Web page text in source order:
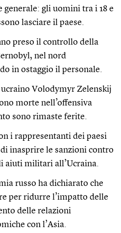
gli uomini tra i 18 e
lasciare il paese.
preso il controllo della
nel nord
in ostaggio il personale.
Volodymyr Zelenskij
morte nell’offensiva
sono rimaste ferite.
i rappresentanti dei paesi
inasprire le sanzioni contro
aiuti militari all’Ucraina.
russo ha dichiarato che
per ridurre l’impatto delle
delle relazioni
con l’Asia.